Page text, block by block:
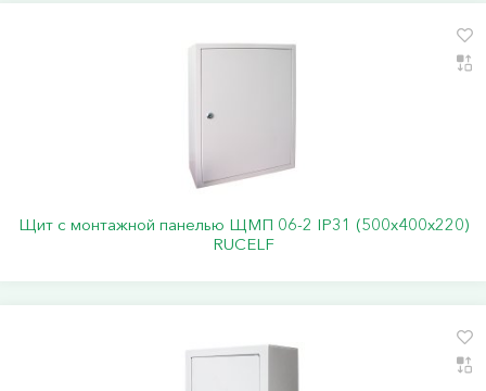
Щит с монтажной панелью ЩМП 06-2 IP31 (500х400х220)
RUCELF